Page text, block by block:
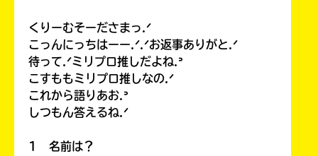
くりーむそーださまっ.ᐟ
こっんにっちはーー.ᐟ.ᐟお返事ありがと.ᐟ
待って.ᐟミリプロ推しだよね.ᐣ
こすももミリプロ推しなの.ᐟ
これから語りあお.ᐣ
しつもん答えるね.ᐟ
1 名前は？